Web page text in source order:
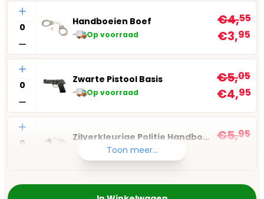
Aantal
Handboeien Boef
Op voorraad
€4,55
€3,95
Aantal
Zwarte Pistool Basis
Op voorraad
€5,05
€4,95
Aantal
Zilverkleurige Politie Handboeien
Op voorraad
€5,95
Toon meer...